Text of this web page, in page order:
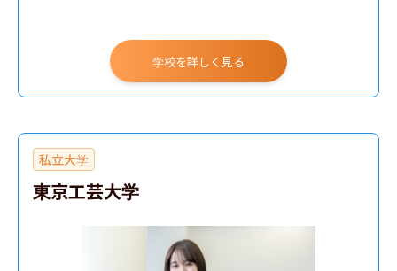
学校を詳しく見る
私立大学
東京工芸大学